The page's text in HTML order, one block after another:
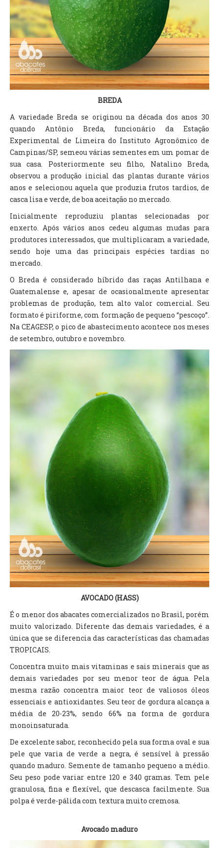
BREDA
A variedade Breda se originou na década dos anos 30
quando Antônio Breda, funcionário da Estação
Experimental de Limeira do Instituto Agronômico de
Campinas/SP, semeou várias sementes em um pomar de
sua casa. Posteriormente seu filho, Natalino Breda,
observou a produção inicial das plantas durante vários
anos e selecionou aquela que produzia frutos tardios, de
casca lisa e verde, de boa aceitação no mercado.
Inicialmente reproduziu plantas selecionadas por
enxerto. Após vários anos cedeu algumas mudas para
produtores interessados, que multiplicaram a variedade,
sendo hoje uma das principais espécies tardias no
mercado.
O Breda é considerado híbrido das raças Antilhana e
Guatemalense e, apesar de ocasionalmente apresentar
problemas de produção, tem alto valor comercial. Seu
formato é piriforme, com formação de pequeno “pescoço”.
Na CEAGESP, o pico de abastecimento acontece nos meses
de setembro, outubro e novembro.
AVOCADO (HASS)
É o menor dos abacates comercializados no Brasil, porém
muito valorizado. Diferente das demais variedades, é a
única que se diferencia das características das chamadas
TROPICAIS.
Concentra muito mais vitaminas e sais minerais que as
demais variedades por seu menor teor de água. Pela
mesma razão concentra maior teor de valiosos óleos
essenciais e antioxidantes. Seu teor de gordura alcança a
média de 20-23%, sendo 66% na forma de gordura
monoinsaturada.
De excelente sabor, reconhecido pela sua forma oval e sua
pele que varia de verde a negra, é sensível à pressão
quando maduro. Semente de tamanho pequeno a médio.
Seu peso pode variar entre 120 e 340 gramas. Tem pele
granulosa, fina e flexível, que descasca facilmente. Sua
polpa é verde-pálida com textura muito cremosa.
Avocado maduro